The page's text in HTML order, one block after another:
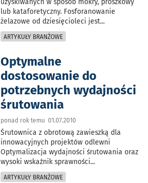
lub kataforetyczny. Fosforanowanie
żelazowe od dziesięcioleci jest...
ARTYKUŁY BRANŻOWE
Optymalne
dostosowanie do
potrzebnych wydajności
śrutowania
ponad rok temu 01.07.2010
Śrutownica z obrotową zawieszką dla
innowacyjnych projektów odlewni
Optymalizacja wydajności śrutowania oraz
wysoki wskaźnik sprawności...
ARTYKUŁY BRANŻOWE